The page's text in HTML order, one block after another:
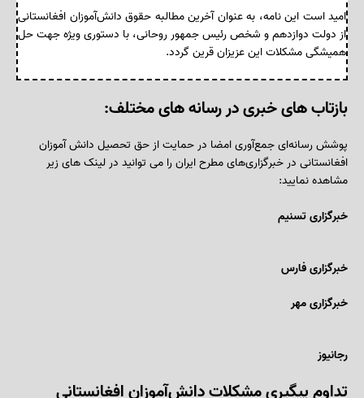
امید است این نامه، به عنوان آخرین مطالبه حقوق دانش‌آموزان افغانستانی
از دولت دوازدهم و شخص رئیس جمهور روحانی، با دستوری ویژه جهت حل
همیشگی مشکلات این عزیزان قرین گردد.
بازتاب های خبری در رسانه های مختلف:
پوشش رسانه‌ای جمع‌آوری امضا در حمایت از حق تحصیل دانش آموزان
افغانستانی در خبرگزاری‌های مطرح ایران را می توانید در لینک های زیر
مشاهده نمایید:
خبرگزاری تسنیم
خبرگزاری فارس
خبرگزاری مهر
رجانیوز
تداوم پیگیری مشکلات دانش‌آموزان افغانستانی